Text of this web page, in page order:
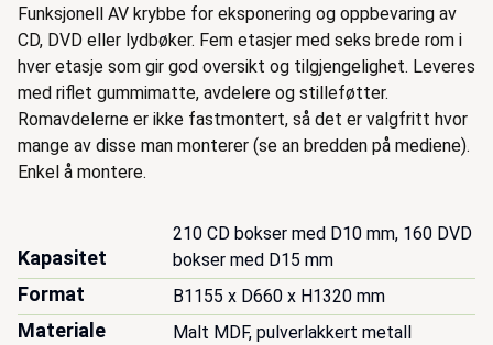
Beskrivelse
Funksjonell AV krybbe for eksponering og oppbevaring av
CD, DVD eller lydbøker. Fem etasjer med seks brede rom i
hver etasje som gir god oversikt og tilgjengelighet. Leveres
med riflet gummimatte, avdelere og stilleføtter.
Romavdelerne er ikke fastmontert, så det er valgfritt hvor
mange av disse man monterer (se an bredden på mediene).
Enkel å montere.
Kapasitet
210 CD bokser med D10 mm, 160 DVD
bokser med D15 mm
Format B1155 x D660 x H1320 mm
Materiale Malt MDF, pulverlakkert metall